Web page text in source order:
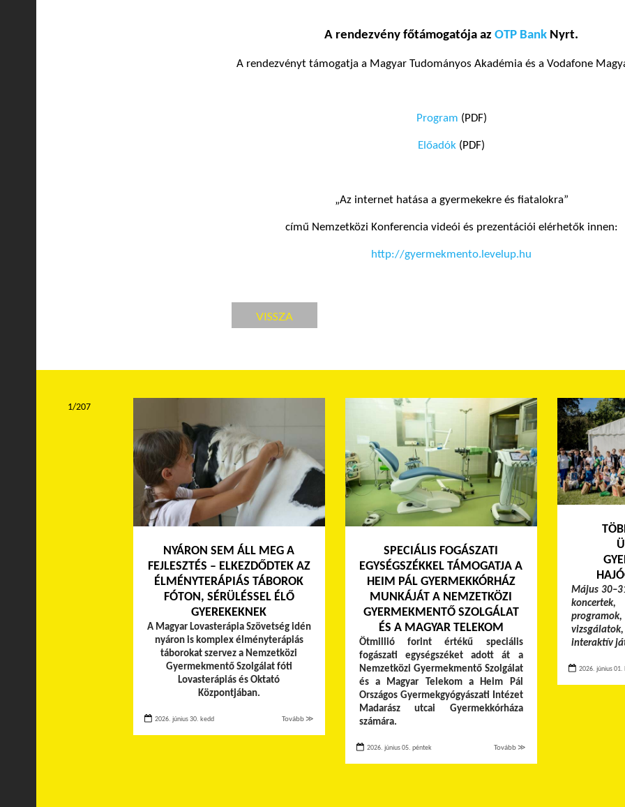
A rendezvény főtámogatója az OTP Bank Nyrt.
A rendezvényt támogatja a Magyar Tudományos Akadémia és a Vodafone
Program (PDF)
Előadók (PDF)
„Az internet hatása a gyermekekre és fiatalokra”
című Nemzetközi Konferencia videói és prezentációi elérhetők innen:
http://gyermekmento.levelup.hu
VISSZA
NYÁRON SEM ÁLL MEG A
FEJLESZTÉS – ELKEZDŐDTEK AZ
ÉLMÉNYTERÁPIÁS TÁBOROK
FÓTON, SÉRÜLÉSSEL ÉLŐ
GYEREKEKNEK
A Magyar Lovasterápia Szövetség idén
nyáron is komplex élményterápiás
táborokat szervez a Nemzetközi
Gyermekmentő Szolgálat fóti
Lovasterápiás és Oktató
Központjában.
2026. június 30. kedd Tovább ≫
SPECIÁLIS FOGÁSZATI
EGYSÉGSZÉKKEL TÁMOGATJA A
HEIM PÁL GYERMEKKÓRHÁZ
MUNKÁJÁT A NEMZETKÖZI
GYERMEKMENTŐ SZOLGÁLAT
ÉS A MAGYAR TELEKOM
Ötmillió forint értékű speciális
fogászati egységszéket adott át a
Nemzetközi Gyermekmentő Szolgálat
és a Magyar Telekom a Heim Pál
Országos Gyermekgyógyászati Intézet
Madarász utcai Gyermekkórháza
számára.
2026. június 05. péntek Tovább ≫
Május
programok,
interaktív
2026. június 01.
1/207